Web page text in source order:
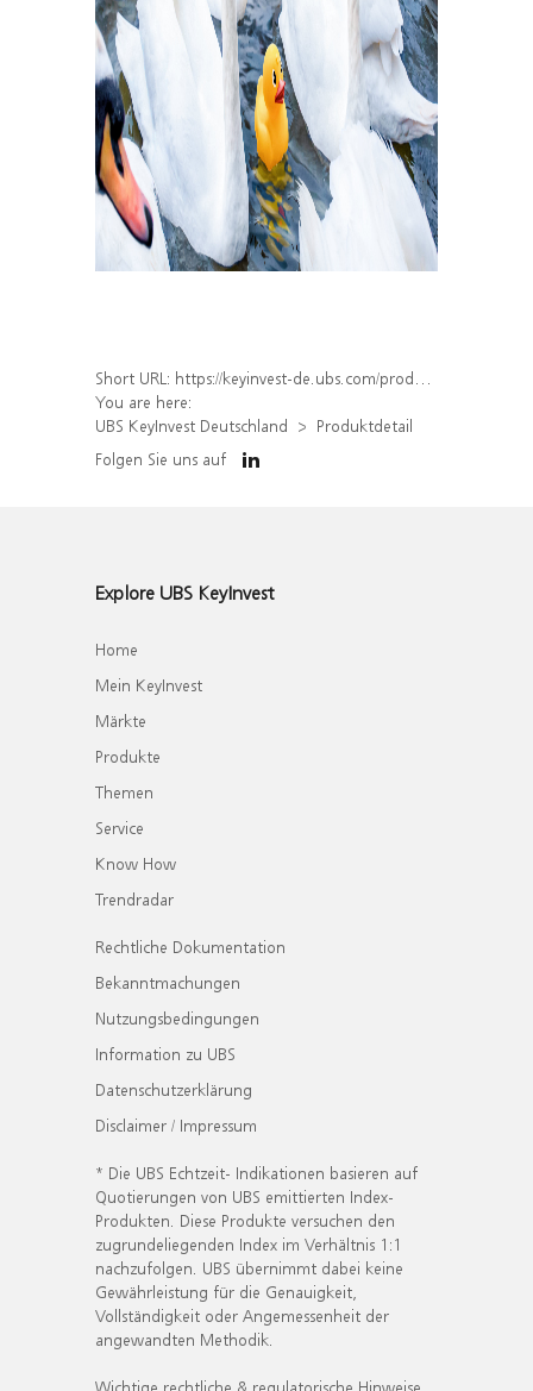
Short URL: https://keyinvest-de.ubs.com/produkt/detail/index/isin/CH1322947768
You are here:
UBS KeyInvest Deutschland
Produktdetail
Folgen Sie uns auf
Explore UBS KeyInvest
Home
Mein KeyInvest
Märkte
Produkte
Themen
Service
Know How
Trendradar
Rechtliche Dokumentation
Bekanntmachungen
Nutzungsbedingungen
Information zu UBS
Datenschutzerklärung
Disclaimer / Impressum
* Die UBS Echtzeit- Indikationen basieren auf
Quotierungen von UBS emittierten Index-
Produkten. Diese Produkte versuchen den
zugrundeliegenden Index im Verhältnis 1:1
nachzufolgen. UBS übernimmt dabei keine
Gewährleistung für die Genauigkeit,
Vollständigkeit oder Angemessenheit der
angewandten Methodik.